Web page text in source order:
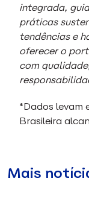
integrada,
práticas
tendências e
oferecer o
com
*Dados levam
Brasileira
Mais